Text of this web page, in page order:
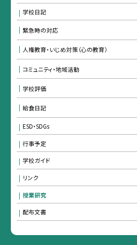
学校日記
緊急時の対応
人権教育・いじめ対策（心の教育）
コミュニティ・地域活動
学校評価
給食日記
ESD・SDGs
行事予定
学校ガイド
リンク
授業研究
配布文書